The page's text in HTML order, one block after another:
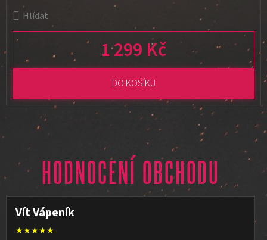
Hlídat
1 299 Kč
Měrná cena:
DO KOŠÍKU
HODNOCENÍ OBCHODU
Vít Vápeník
★★★★★